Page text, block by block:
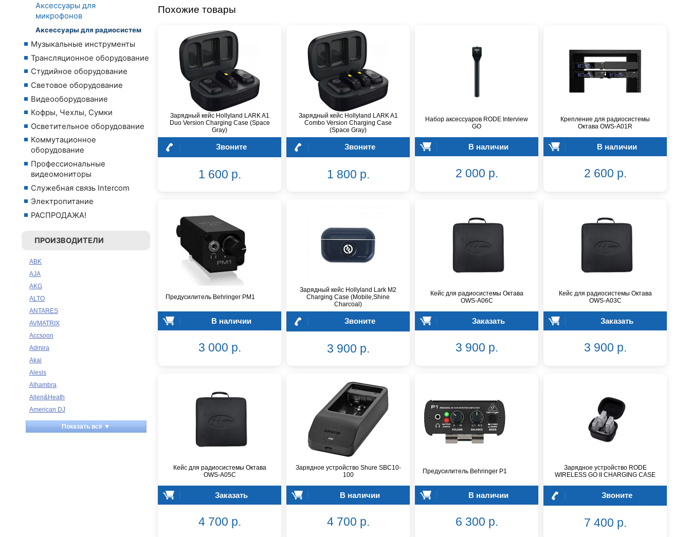
Аксессуары для
микрофонов
Аксессуары для радиосистем
Музыкальные инструменты
Трансляционное оборудование
Студийное оборудование
Световое оборудование
Видеооборудование
Кофры, Чехлы, Сумки
Осветительное оборудование
Коммутационное
оборудование
Профессиональные
видеомониторы
Служебная связь Intercom
Электропитание
РАСПРОДАЖА!
ПРОИЗВОДИТЕЛИ
ABK
AJA
AKG
ALTO
ANTARES
AVMATRIX
Accsoon
Admira
Akai
Alesis
Alhambra
Allen&Heath
American DJ
Ampeg
Apart
Показать всё ▼
Похожие товары
Зарядный кейс Hollyland LARK A1
Duo Version Charging Case (Space
Gray)
Звоните
1 600 р.
Зарядный кейс Hollyland LARK A1
Combo Version Charging Case
(Space Gray)
Звоните
1 800 р.
Набор аксессуаров RODE Interview
GO
В наличии
2 000 р.
Крепление для радиосистемы
Октава OWS-A01R
В наличии
2 600 р.
Предусилитель Behringer PM1
В наличии
3 000 р.
Зарядный кейс Hollyland Lark M2
Charging Case (Mobile,Shine
Charcoal)
Звоните
3 900 р.
Кейс для радиосистемы Октава
OWS-A06С
Заказать
3 900 р.
Кейс для радиосистемы Октава
OWS-A03С
Заказать
3 900 р.
Кейс для радиосистемы Октава
OWS-A05С
Заказать
4 700 р.
Зарядное устройство Shure SBC10-
100
В наличии
4 700 р.
Предусилитель Behringer P1
В наличии
6 300 р.
Зарядное устройство RODE
WIRELESS GO II CHARGING CASE
Звоните
7 400 р.